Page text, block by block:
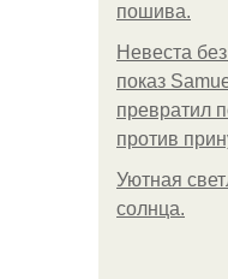
пошива.
Невеста
показ
превратил
против
Уютная
солнца.